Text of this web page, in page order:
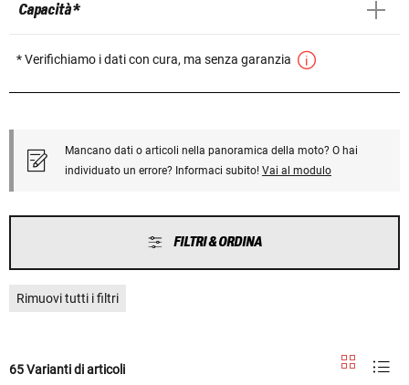
Capacità *
* Verifichiamo i dati con cura, ma senza garanzia
Mancano dati o articoli nella panoramica della moto? O hai
individuato un errore? Informaci subito! Vai al modulo
FILTRI & ORDINA
Rimuovi tutti i filtri
65 Varianti di articoli